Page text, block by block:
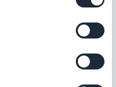
behoben.